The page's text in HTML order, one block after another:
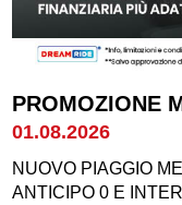
PROMOZIONE
01.08.2026
NUOVO PIAGGIO
ANTICIPO 0 E